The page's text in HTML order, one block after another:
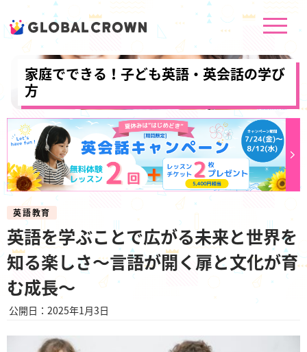
家庭でできる！子ども英語・英会話の学び
方
英語教育
英語を学ぶことで広がる未来と世界を
知る楽しさ～言語が開く扉と文化が育
む成長～
公開日：2025年1月3日